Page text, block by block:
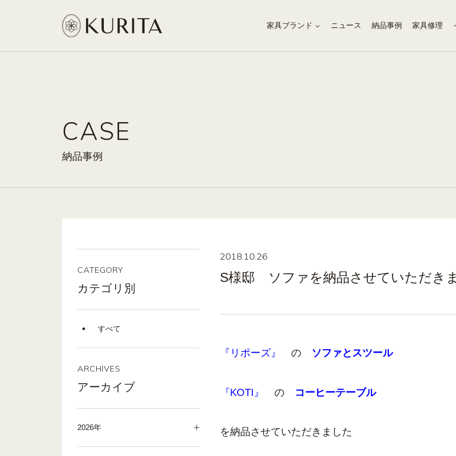
家具ブランド ニュース 納品事例 家具修理
CASE
納品事例
CATEGORY
カテゴリ別
すべて
ARCHIVES
アーカイブ
2026年
2018.10.26
S様邸 ソファを納品させていただき
『リポーズ』 の ソファとスツール
『KOTI』 の コーヒーテーブル
を納品させていただきました